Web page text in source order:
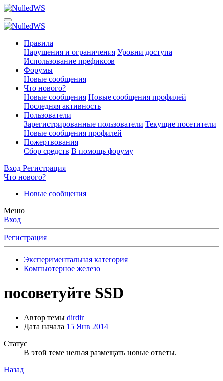
Правила
Нарушения и ограничения Уровни доступа
Использование префиксов
Форумы
Новые сообщения
Что нового?
Новые сообщения Новые сообщения профилей
Последняя активность
Пользователи
Зарегистрированные пользователи Текущие посетители
Новые сообщения профилей
Пожертвования
Сбор средств В помощь форуму
Вход Регистрация
Что нового?
Новые сообщения
Меню
Вход
Регистрация
Экспериментальная категория
Компьютерное железо
посоветуйте SSD
Автор темы dirdir
Дата начала 15 Янв 2014
Статус
В этой теме нельзя размещать новые ответы.
Назад